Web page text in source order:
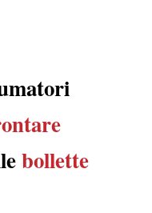
bollette